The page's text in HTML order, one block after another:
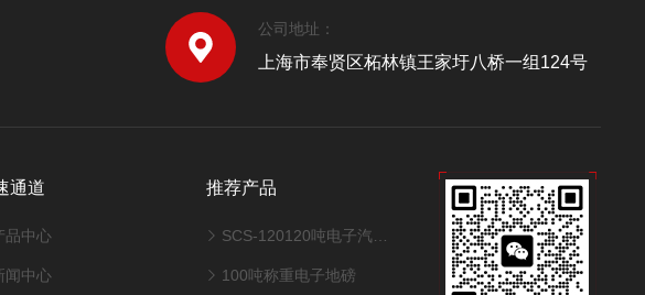
公司地址：
上海市奉贤区柘林镇王家圩八桥一组124号
通道
品中心
闻中心
推荐产品
SCS-120120吨电子汽车衡地磅
100吨称重电子地磅